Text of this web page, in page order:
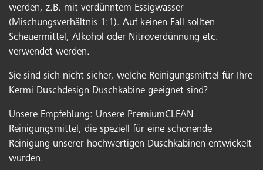
werden, z.B. mit verdünntem Essigwasser
(Mischungsverhältnis 1:1). Auf keinen Fall sollten
Scheuermittel, Alkohol oder Nitroverdünnung etc.
verwendet werden.
Sie sind sich nicht sicher, welche Reinigungsmittel für Ihre
Kermi Duschdesign Duschkabine geeignet sind?
Unsere Empfehlung: Unsere PremiumCLEAN
Reinigungsmittel, die speziell für eine schonende
Reinigung unserer hochwertigen Duschkabinen entwickelt
wurden.